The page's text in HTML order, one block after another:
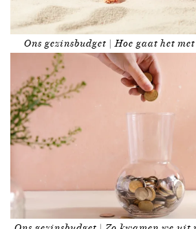
Ons gezinsbudget | Hoe gaat het